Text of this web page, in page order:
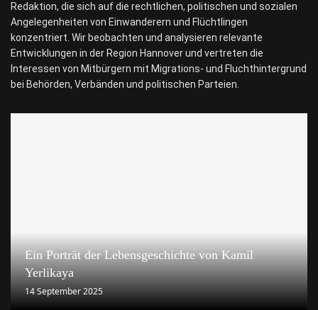
Redaktion, die sich auf die rechtlichen, politischen und sozialen
Angelegenheiten von Einwanderern und Flüchtlingen
konzentriert. Wir beobachten und analysieren relevante
Entwicklungen in der Region Hannover und vertreten die
Interessen von Mitbürgern mit Migrations- und Fluchthintergrund
bei Behörden, Verbänden und politischen Parteien.
Ein Porträt der Lebensgeschichte von Kamil
Yerlikaya
14 September 2025